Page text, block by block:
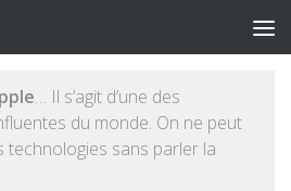
… Il s’agit d’une des
du monde. On ne peut
technologies sans parler la